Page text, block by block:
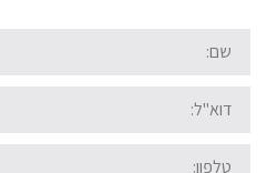
שם:
דוא"ל:
טלפון: